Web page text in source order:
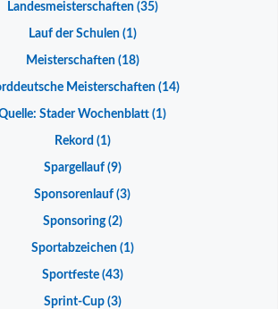
Landesmeisterschaften(35)
Lauf der Schulen(1)
Meisterschaften(18)
Meisterschaften (14)
Stader Wochenblatt (1)
Rekord (1)
Spargellauf(9)
Sponsorenlauf (3)
Sponsoring(2)
Sportabzeichen(1)
Sportfeste(43)
Sprint-Cup(3)